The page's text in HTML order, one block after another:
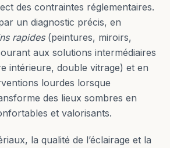
des contraintes réglementaires.
un diagnostic précis, en
rapides(peintures, miroirs,
aux solutions intermédiaires
intérieure, double vitrage) et en
lourdes lorsque
des lieux sombres en
et valorisants.
la qualité de l’éclairage et la